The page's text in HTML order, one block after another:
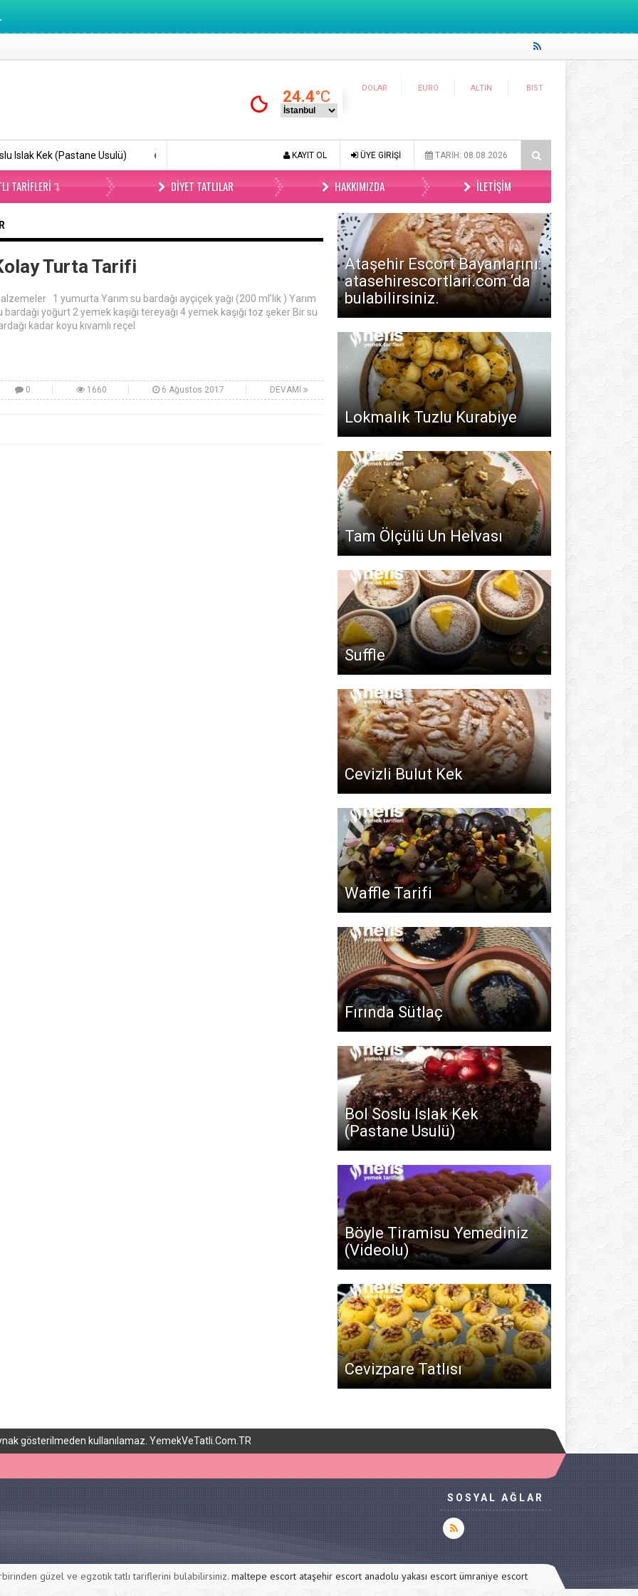
DOLAR EURO ALTIN BIST
24.4°C
(Pastane Usulü) Böyle Tiramisu Yemediniz (Videolu) Lokmalık Tuzlu Kurabiye Tam Ölçülü Un Helvası
TARİH: 08.08.2026
ÜYE GİRİŞİ
KAYIT OL
TARIFLERI DIYET TATLILAR HAKKIMIZDA İLETIŞIM
Turta Tarifi
1 yumurta Yarım su bardağı ayçiçek yağı (200 ml’lik ) Yarım
bardağı yoğurt 2 yemek kaşığı tereyağı 4 yemek kaşığı toz şeker Bir su
kadar koyu kıvamlı reçel
0 1660 6 Ağustos 2017 DEVAMI
Ataşehir Escort Bayanlarını:
atasehirescortlari.com ‘da
bulabilirsiniz.
Lokmalık Tuzlu Kurabiye
Tam Ölçülü Un Helvası
Suffle
Cevizli Bulut Kek
Waffle Tarifi
Fırında Sütlaç
Bol Soslu Islak Kek
(Pastane Usulü)
Böyle Tiramisu Yemediniz
(Videolu)
Cevizpare Tatlısı
gösterilmeden kullanılamaz. YemekVeTatli.Com.TR
SOSYAL AĞLAR
güzel ve egzotik tatlı tariflerini bulabilirsiniz. maltepe escort ataşehir escort anadolu yakası escort ümraniye escort